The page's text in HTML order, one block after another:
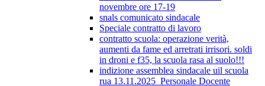
novembre ore 17-19
snals comunicato sindacale
Speciale contratto di lavoro
contratto scuola: operazione verità,
aumenti da fame ed arretrati irrisori. soldi
in droni e f35, la scuola rasa al suolo!!!
indizione assemblea sindacale uil scuola
rua 13.11.2025_Personale Docente